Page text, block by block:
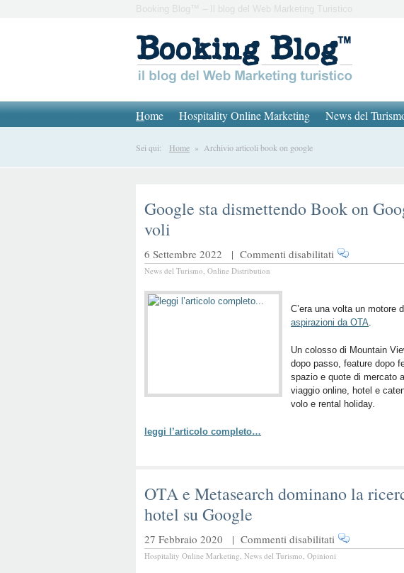
Booking Blog™ – Il blog del Web Marketing Turistico
Home Hospitality Online Marketing News del
Sei qui: Home » Archivio articoli book on google
Google sta dismettendo Book on
voli
6 Settembre 2022 | Commenti disabilitati su
Google
Book
on
per
i
voli
News del Turismo, Online Distribution
C’era una volta un motore
aspirazioni da OTA.
Un colosso di Mountain
dopo passo, feature dopo
spazio e quote di mercato
viaggio online, hotel e
volo e rental holiday.
leggi l’articolo completo…
OTA e Metasearch dominano la
hotel su Google
27 Febbraio 2020 | Commenti disabilitati su
OTA
Hospitality Online Marketing, News del Turismo, Opinioni